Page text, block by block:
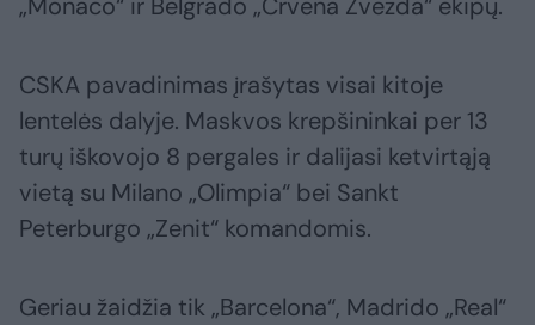
„Monaco“ ir Belgrado „Crvena Zvezda“ ekipų.
CSKA pavadinimas įrašytas visai kitoje
lentelės dalyje. Maskvos krepšininkai per 13
turų iškovojo 8 pergales ir dalijasi ketvirtąją
vietą su Milano „Olimpia“ bei Sankt
Peterburgo „Zenit“ komandomis.
Geriau žaidžia tik „Barcelona“, Madrido „Real“